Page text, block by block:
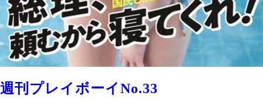
週刊プレイボーイNo.33